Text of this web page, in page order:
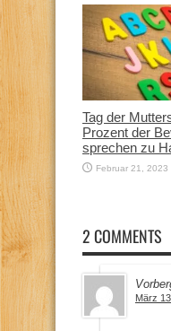
Tag der
Prozent der
sprechen zu
Februar 21, 2023
2 COMMENTS
März